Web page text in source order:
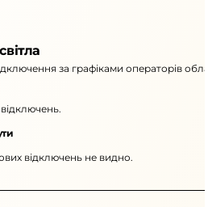
за графіками операторів
відключень не видно.